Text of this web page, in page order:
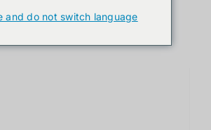
and do not switch language